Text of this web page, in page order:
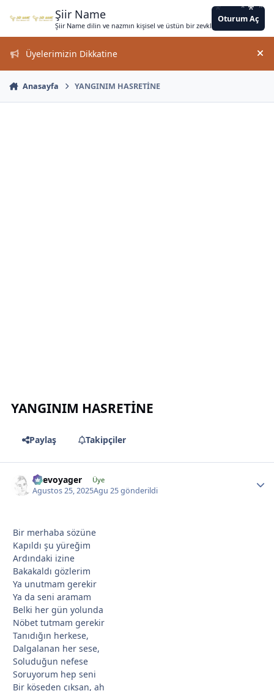
Şiir Name
Şiir Name dilin ve nazmın kişisel ve üstün bir zevkle bir arada
Oturum Aç
Üyelerimizin Dikkatine
Anasayfa YANGINIM HASRETİNE
YANGINIM HASRETİNE
Paylaş Takipçiler
likevoyager Üye
Agustos 25, 2025Agu 25gönderildi
Bir merhaba sözüne
Kapıldı şu yüreğim
Ardındaki izine
Bakakaldı gözlerim
Ya unutmam gerekir
Ya da seni aramam
Belki her gün yolunda
Nöbet tutmam gerekir
Tanıdığın herkese,
Dalgalanan her sese,
Soluduğun nefese
Soruyorum hep seni
Bir köşeden çıksan, ah
*
*
* *
* *
*
*
*